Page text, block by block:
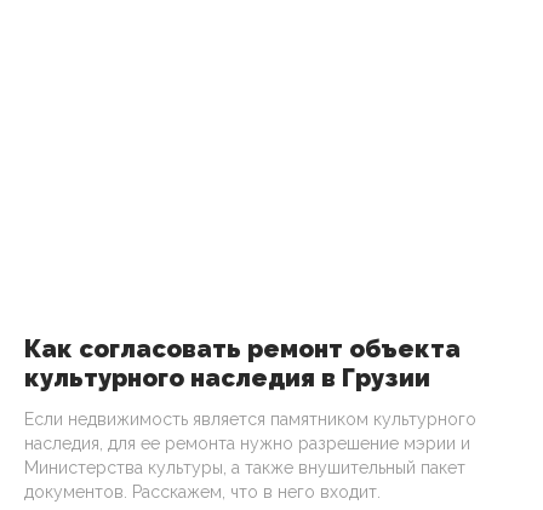
Как согласовать ремонт объекта
культурного наследия в Грузии
Если недвижимость является памятником культурного
наследия, для ее ремонта нужно разрешение мэрии и
Министерства культуры, а также внушительный пакет
документов. Расскажем, что в него входит.